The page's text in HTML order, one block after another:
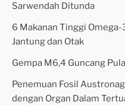
Sarwendah Ditunda
6 Makanan Tinggi
Jantung dan Otak
Gempa M6,4 Guncang
Penemuan Fosil
dengan Organ Dalam